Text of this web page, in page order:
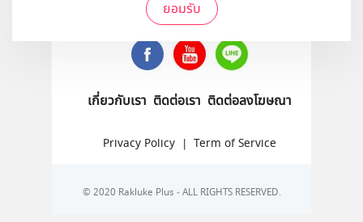
ยอมรับ
ติดตามเราได้ที่
เกี่ยวกับเรา ติดต่อเรา ติดต่อลงโฆษณา
Privacy Policy | Term of Service
© 2020 Rakluke Plus - ALL RIGHTS RESERVED.